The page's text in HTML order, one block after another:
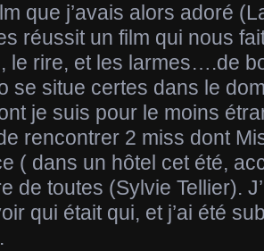
que j’avais alors adoré
réussit un film qui nous
le rire, et les larmes….de
se situe certes dans le
je suis pour le moins
rencontrer 2 miss dont
( dans un hôtel cet été,
de toutes (Sylvie Tellier).
qui était qui, et j’ai été